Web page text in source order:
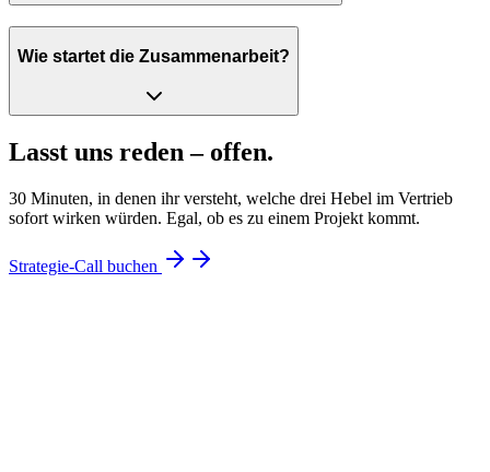
Wie startet die Zusammenarbeit?
Lasst uns reden – offen.
30 Minuten, in denen ihr versteht, welche drei Hebel im Vertrieb
sofort wirken würden. Egal, ob es zu einem Projekt kommt.
Strategie-Call buchen